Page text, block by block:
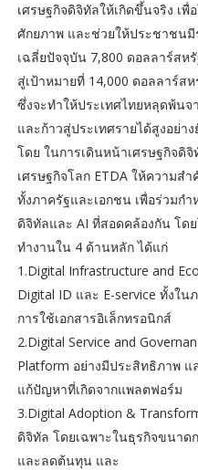
เศรษฐกิจดิจิทัลให้เกิดขึ้นจริง เพื่
ศักยภาพ และช่วยให้ประชาชนมี
เฉลี่ยปัจจุบัน 7,800 ดอลลาร์สห
สู่เป้าหมายที่ 14,000 ดอลลาร์ส
ซึ่งจะทำให้ประเทศไทยหลุดพ้นจ
และก้าวสู่ประเทศรายได้สูงอย่า
โดย ในการเดินหน้าเศรษฐกิจดิ
เศรษฐกิจโลก ETDA ให้ความ
ทั้งภาครัฐและเอกชน เพื่อร่วมก
ดิจิทัลและ AI ที่สอดคล้องกัน โด
ทำงานใน 4 ด้านหลัก ได้แก่
1.Digital Infrastructure and
Digital ID และ E-service ทั้งใน
การใช้เอกสารอิเล็กทรอนิกส์
2.Digital Service and
Platform อย่างมีประสิทธิภาพ แ
แก้ปัญหาที่เกิดจากแพลตฟอร์ม
3.Digital Adoption &
ดิจิทัล โดยเฉพาะในธุรกิจขนาด
และลดต้นทุน และ